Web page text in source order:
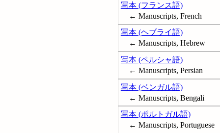
写本 (フランス語)
← Manuscripts, French
写本 (ヘブライ語)
← Manuscripts, Hebrew
写本 (ペルシャ語)
← Manuscripts, Persian
写本 (ベンガル語)
← Manuscripts, Bengali
写本 (ポルトガル語)
← Manuscripts, Portuguese